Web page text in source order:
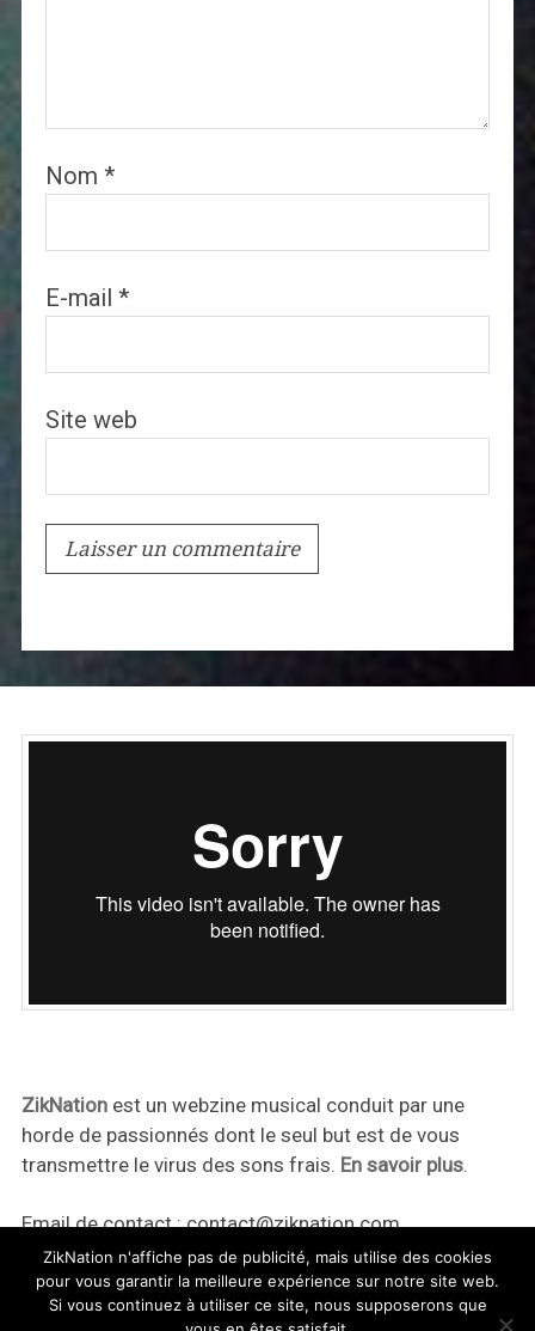
Nom *
E-mail *
Site web
ZikNationest un webzine musical conduit par une
horde de passionnés dont le seul but est de vous
transmettre le virus des sons frais. En savoir plus.
Email de contact :contact@ziknation.com
ZikNation n'affiche pas de publicité, mais utilise des cookies
pour vous garantir la meilleure expérience sur notre site web.
Si vous continuez à utiliser ce site, nous supposerons que